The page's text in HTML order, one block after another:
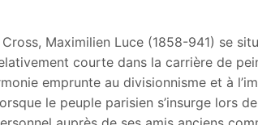
Maximilien Luce (1858-941) se
courte dans la carrière de
emprunte au divisionnisme et à
le peuple parisien s’insurge lors